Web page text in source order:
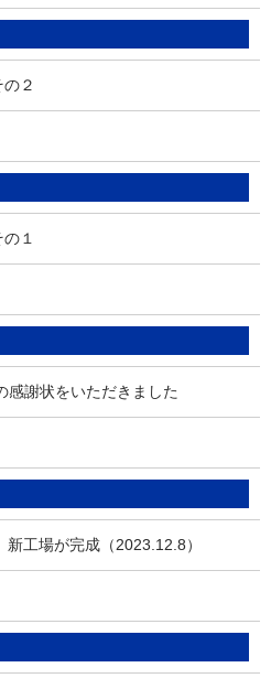
２
１
感謝状をいただきました
工場が完成（2023.12.8）